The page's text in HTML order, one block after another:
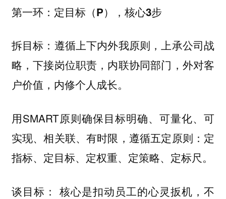
第一环：定目标（P），核心3步
拆目标：遵循上下内外我原则，上承公司战
略，下接岗位职责，内联协同部门，外对客
户价值，内修个人成长。
用SMART原则确保目标明确、可量化、可
实现、相关联、有时限，遵循五定原则： 定
指标、定目标、定权重、定策略、定标尺。
谈目标： 核心是扣动员工的心灵扳机，不